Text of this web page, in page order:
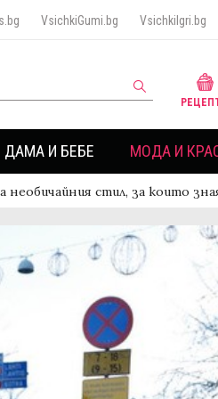
VsichkiGumi.bg VsichkiIgri.bg
ДАМА И БЕБЕ МОДА И
необичайния стил, за които